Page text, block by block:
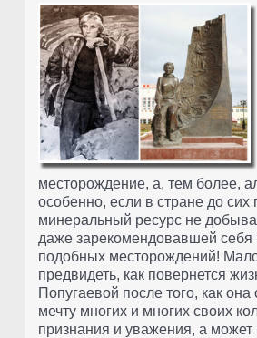
месторождение, а, тем более,
особенно, если в стране до сих
минеральный ресурс не
даже зарекомендовавшей себя
подобных месторождений!
предвидеть, как повернется
Попугаевой после того, как она
мечту многих и многих своих
признания и уважения, а может